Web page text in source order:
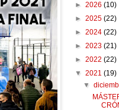
► 2026 (10)
► 2025 (22)
► 2024 (22)
► 2023 (21)
► 2022 (22)
▼ 2021 (19)
▼